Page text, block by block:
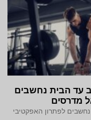
עד הבית נחשבים
מדרסים
לפתרון האפקטיבי